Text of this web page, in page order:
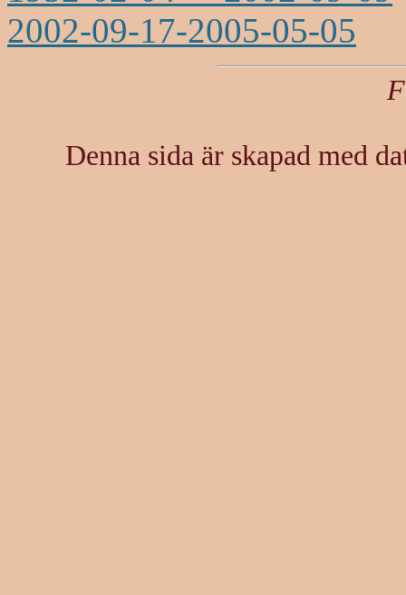
2002-09-17-2005-05-05
Denna sida är skapad med